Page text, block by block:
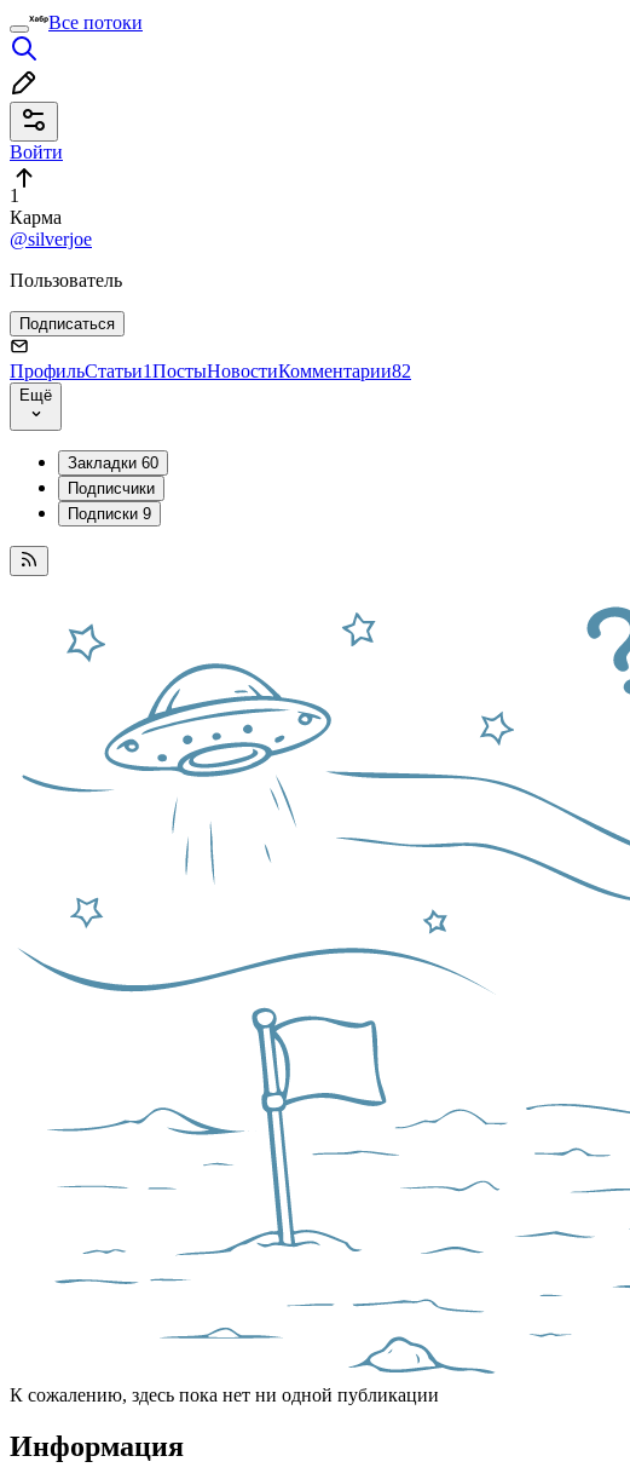
Все потоки
Войти
1
Карма
@silverjoe
Пользователь
Подписаться
ПрофильСтатьи1ПостыНовостиКомментарии82
Ещё
Закладки 60
Подписчики
Подписки 9
К сожалению, здесь пока нет ни одной публикации
Информация